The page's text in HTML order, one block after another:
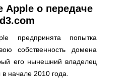
Apple о передаче
предпринята попытка
собственность домена
его нынешний владелец
начале 2010 года.